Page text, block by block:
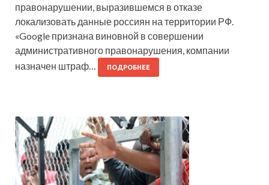
правонарушении, выразившемся в отказе
локализовать данные россиян на территории РФ.
«Google признана виновной в совершении
административного правонарушения, компании
назначен штраф…
ПОДРОБНЕЕ